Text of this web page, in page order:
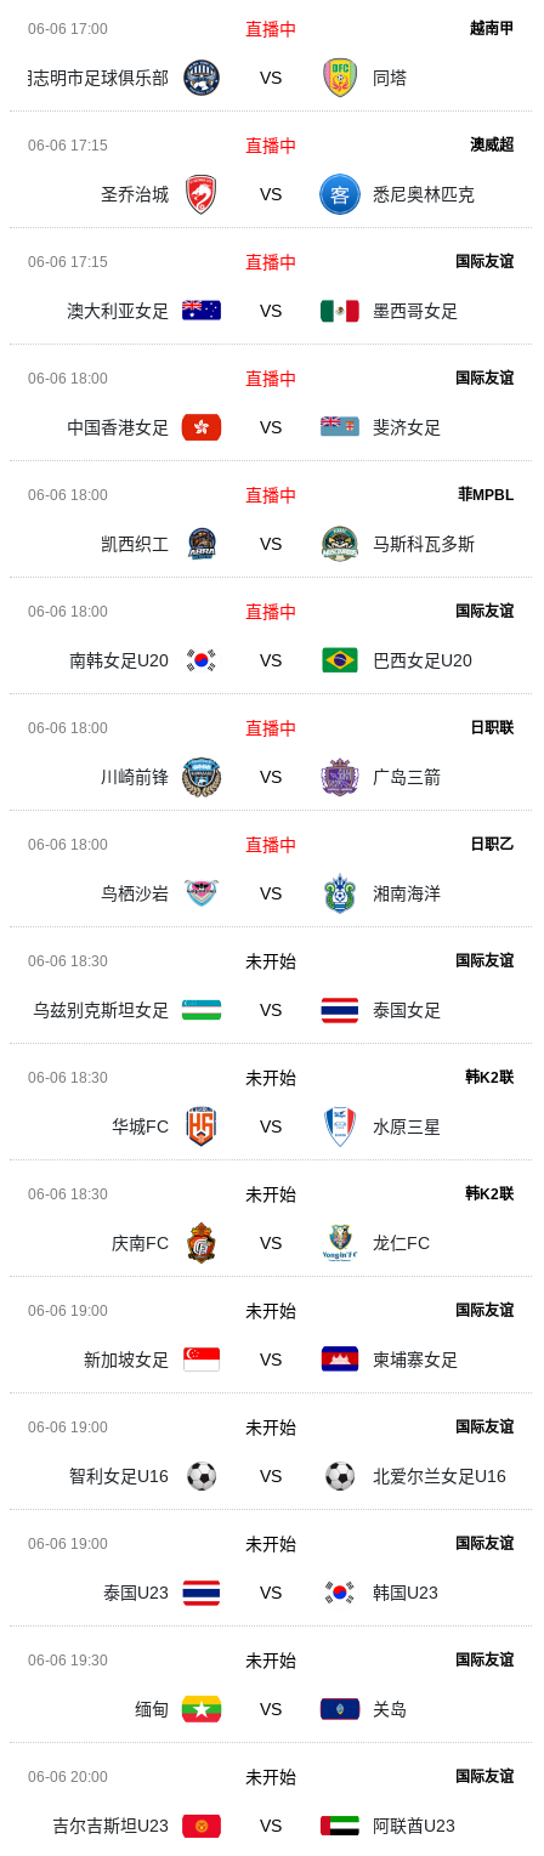
06-06 17:00 越南甲
胡志明市足球俱乐部 VS 同塔
直播中
06-06 17:15 澳威超
圣乔治城 VS 悉尼奥林匹克
直播中
06-06 17:15 国际友谊
澳大利亚女足 VS 墨西哥女足
直播中
06-06 18:00 国际友谊
中国香港女足 VS 斐济女足
直播中
06-06 18:00 菲MPBL
凯西织工 VS 马斯科瓦多斯
直播中
06-06 18:00 国际友谊
南韩女足U20 VS 巴西女足U20
直播中
06-06 18:00 日职联
川崎前锋 VS 广岛三箭
直播中
06-06 18:00 日职乙
鸟栖沙岩 VS 湘南海洋
直播中
06-06 18:30 国际友谊
乌兹别克斯坦女足 VS 泰国女足
未开始
06-06 18:30 韩K2联
华城FC VS 水原三星
未开始
06-06 18:30 韩K2联
庆南FC VS 龙仁FC
未开始
06-06 19:00 国际友谊
新加坡女足 VS 柬埔寨女足
未开始
06-06 19:00 国际友谊
智利女足U16 VS 北爱尔兰女足U16
未开始
06-06 19:00 国际友谊
泰国U23 VS 韩国U23
未开始
06-06 19:30 国际友谊
缅甸 VS 关岛
未开始
06-06 20:00 国际友谊
吉尔吉斯坦U23 VS 阿联酋U23
未开始